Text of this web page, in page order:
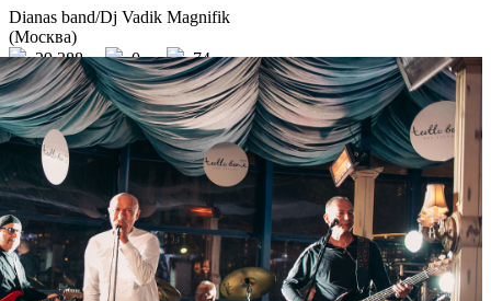
Dianas band/Dj Vadik Magnifik
(Москва)
29 388
0 74
×
Ссылка на отбор фото